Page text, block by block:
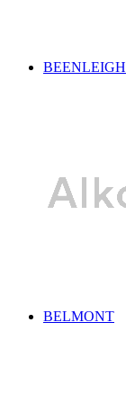
BEENLEIGH
BELMONT